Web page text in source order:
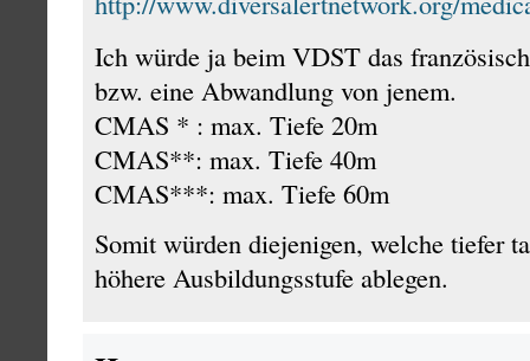
Ich würde ja beim VDST das
bzw. eine Abwandlung von jenem.
CMAS * : max. Tiefe 20m
CMAS**: max. Tiefe 40m
CMAS***: max. Tiefe 60m
Somit würden diejenigen, welche tiefer
höhere Ausbildungsstufe ablegen.